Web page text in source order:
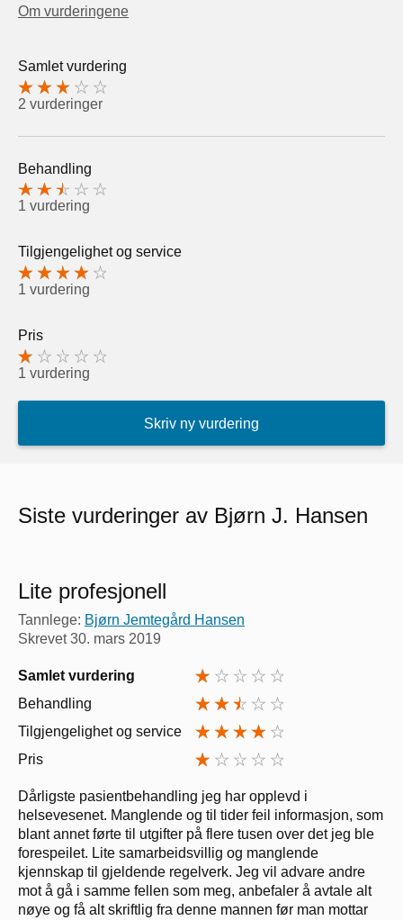
Om vurderingene
Samlet vurdering
2 vurderinger
Behandling
1 vurdering
Tilgjengelighet og service
1 vurdering
Pris
1 vurdering
Skriv ny vurdering
Siste vurderinger av Bjørn J. Hansen
Lite profesjonell
Tannlege: Bjørn Jemtegård Hansen
Skrevet30. mars 2019
Samlet vurdering
Behandling
Tilgjengelighet og service
Pris
Dårligste pasientbehandling jeg har opplevd i
helsevesenet. Manglende og til tider feil informasjon, som
blant annet førte til utgifter på flere tusen over det jeg ble
forespeilet. Lite samarbeidsvillig og manglende
kjennskap til gjeldende regelverk. Jeg vil advare andre
mot å gå i samme fellen som meg, anbefaler å avtale alt
nøye og få alt skriftlig fra denne mannen før man mottar